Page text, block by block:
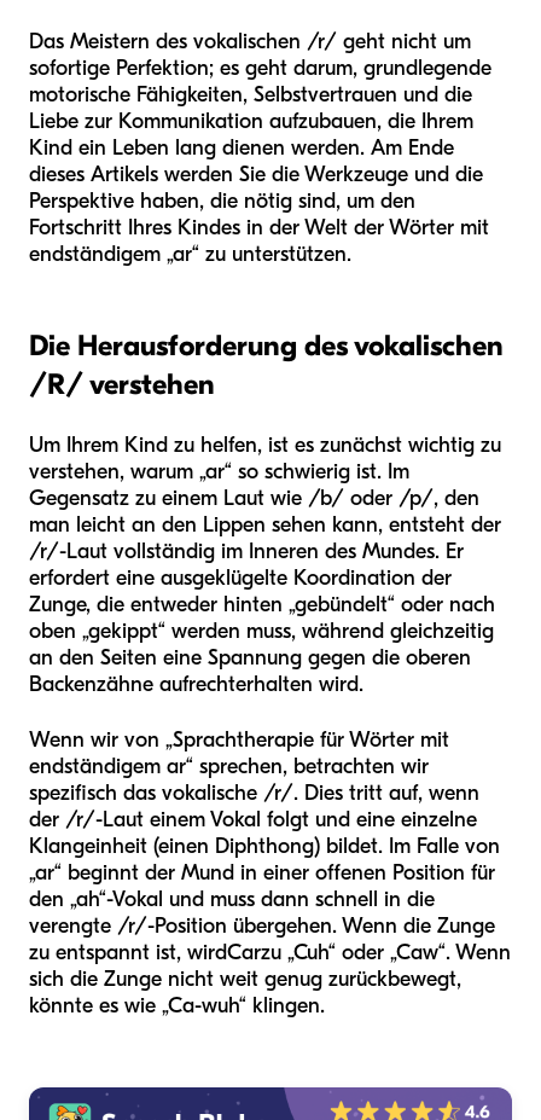
Das Meistern des vokalischen /r/ geht nicht um
sofortige Perfektion; es geht darum, grundlegende
motorische Fähigkeiten, Selbstvertrauen und die
Liebe zur Kommunikation aufzubauen, die Ihrem
Kind ein Leben lang dienen werden. Am Ende
dieses Artikels werden Sie die Werkzeuge und die
Perspektive haben, die nötig sind, um den
Fortschritt Ihres Kindes in der Welt der Wörter mit
endständigem „ar“ zu unterstützen.
Die Herausforderung des vokalischen
/R/ verstehen
Um Ihrem Kind zu helfen, ist es zunächst wichtig zu
verstehen, warum „ar“ so schwierig ist. Im
Gegensatz zu einem Laut wie /b/ oder /p/, den
man leicht an den Lippen sehen kann, entsteht der
/r/-Laut vollständig im Inneren des Mundes. Er
erfordert eine ausgeklügelte Koordination der
Zunge, die entweder hinten „gebündelt“ oder nach
oben „gekippt“ werden muss, während gleichzeitig
an den Seiten eine Spannung gegen die oberen
Backenzähne aufrechterhalten wird.
Wenn wir von „Sprachtherapie für Wörter mit
endständigem ar“ sprechen, betrachten wir
spezifisch das vokalische /r/. Dies tritt auf, wenn
der /r/-Laut einem Vokal folgt und eine einzelne
Klangeinheit (einen Diphthong) bildet. Im Falle von
„ar“ beginnt der Mund in einer offenen Position für
den „ah“-Vokal und muss dann schnell in die
verengte /r/-Position übergehen. Wenn die Zunge
zu entspannt ist, wirdCarzu „Cuh“ oder „Caw“. Wenn
sich die Zunge nicht weit genug zurückbewegt,
könnte es wie „Ca-wuh“ klingen.